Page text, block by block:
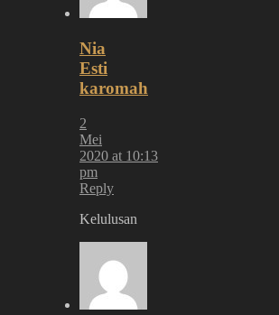
Nia
Esti
karomah
2
Mei
2020 at 10:13
pm
Reply
Kelulusan